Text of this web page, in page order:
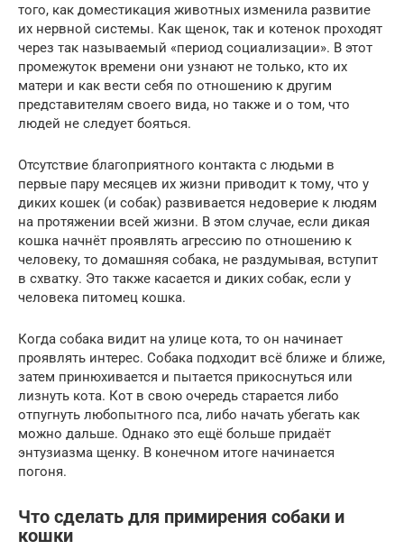
того, как доместикация животных изменила развитие
их нервной системы. Как щенок, так и котенок проходят
через так называемый «период социализации». В этот
промежуток времени они узнают не только, кто их
матери и как вести себя по отношению к другим
представителям своего вида, но также и о том, что
людей не следует бояться.
Отсутствие благоприятного контакта с людьми в
первые пару месяцев их жизни приводит к тому, что у
диких кошек (и собак) развивается недоверие к людям
на протяжении всей жизни. В этом случае, если дикая
кошка начнёт проявлять агрессию по отношению к
человеку, то домашняя собака, не раздумывая, вступит
в схватку. Это также касается и диких собак, если у
человека питомец кошка.
Когда собака видит на улице кота, то он начинает
проявлять интерес. Собака подходит всё ближе и ближе,
затем принюхивается и пытается прикоснуться или
лизнуть кота. Кот в свою очередь старается либо
отпугнуть любопытного пса, либо начать убегать как
можно дальше. Однако это ещё больше придаёт
энтузиазма щенку. В конечном итоге начинается
погоня.
Что сделать для примирения собаки и
кошки